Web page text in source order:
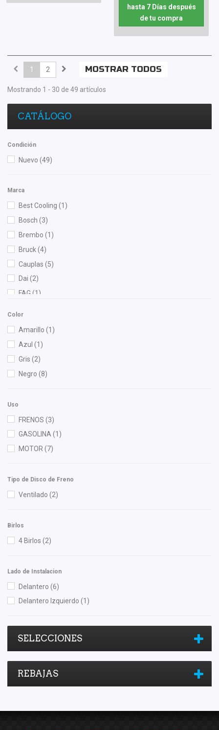
hasta 7 Días después
de tu compra
MOSTRAR TODOS
1 2
Mostrando 1 - 30 de 49 artículos
CATÁLOGO
Condición
Nuevo (49)
Marca
Best Cooling (1)
Bosch (3)
Brembo (1)
Bruck(4)
Cauplas (5)
Dai (2)
FAG (1)
OEP (1)
Purolator (1)
Recal(2)
Tebo(1)
TF Victor (2)
Totalparts
Volkswagen (Original)
Color
Amarillo (1)
Azul (1)
Gris (2)
Negro (8)
Uso
FRENOS (3)
GASOLINA(1)
MOTOR(7)
Tipo de Disco de Freno
Ventilado (2)
Birlos
4 Birlos (2)
Lado de Instalacion
Delantero (6)
Delantero Izquierdo (1)
SELECCIONES
REBAJAS